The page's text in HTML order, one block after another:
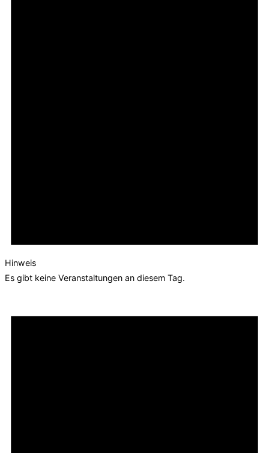
Hinweis
Es gibt keine Veranstaltungen an diesem Tag.